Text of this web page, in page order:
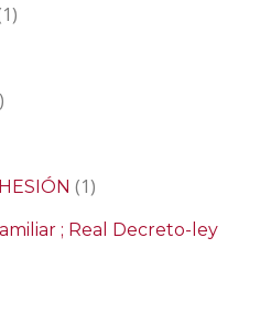
(1)
; Real Decreto-ley